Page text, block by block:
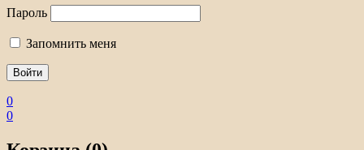
Пароль
Запомнить меня
0
0